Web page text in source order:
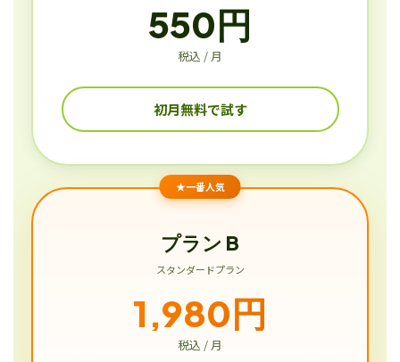
550円
税込 / 月
初月無料で試す
★一番人気
プラン B
スタンダードプラン
1,980円
税込 / 月